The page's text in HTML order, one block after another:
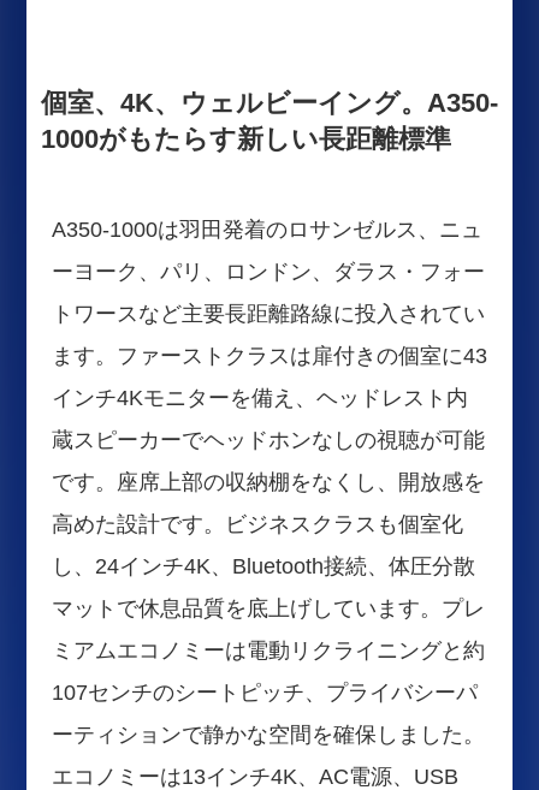
個室、4K、ウェルビーイング。A350-
1000がもたらす新しい長距離標準
A350-1000は羽田発着のロサンゼルス、ニュ
ーヨーク、パリ、ロンドン、ダラス・フォー
トワースなど主要長距離路線に投入されてい
ます。ファーストクラスは扉付きの個室に43
インチ4Kモニターを備え、ヘッドレスト内
蔵スピーカーでヘッドホンなしの視聴が可能
です。座席上部の収納棚をなくし、開放感を
高めた設計です。ビジネスクラスも個室化
し、24インチ4K、Bluetooth接続、体圧分散
マットで休息品質を底上げしています。プレ
ミアムエコノミーは電動リクライニングと約
107センチのシートピッチ、プライバシーパ
ーティションで静かな空間を確保しました。
エコノミーは13インチ4K、AC電源、USB